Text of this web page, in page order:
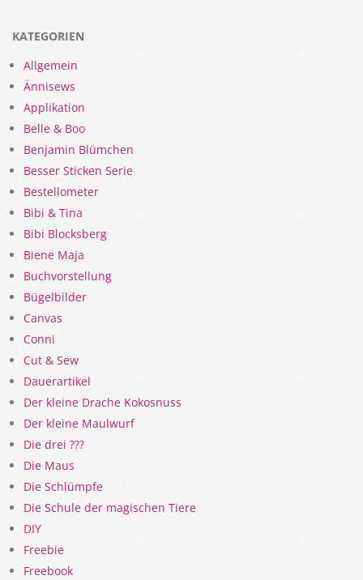
KATEGORIEN
Allgemein
Ännisews
Applikation
Belle & Boo
Benjamin Blümchen
Besser Sticken Serie
Bestellometer
Bibi & Tina
Bibi Blocksberg
Biene Maja
Buchvorstellung
Bügelbilder
Canvas
Conni
Cut & Sew
Dauerartikel
Der kleine Drache Kokosnuss
Der kleine Maulwurf
Die drei ???
Die Maus
Die Schlümpfe
Die Schule der magischen Tiere
DIY
Freebie
Freebook